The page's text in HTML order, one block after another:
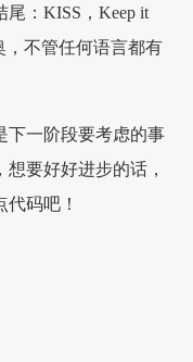
：KISS，Keep it
，不管任何语言都有
下一阶段要考虑的事
要好好进步的话，
码吧！